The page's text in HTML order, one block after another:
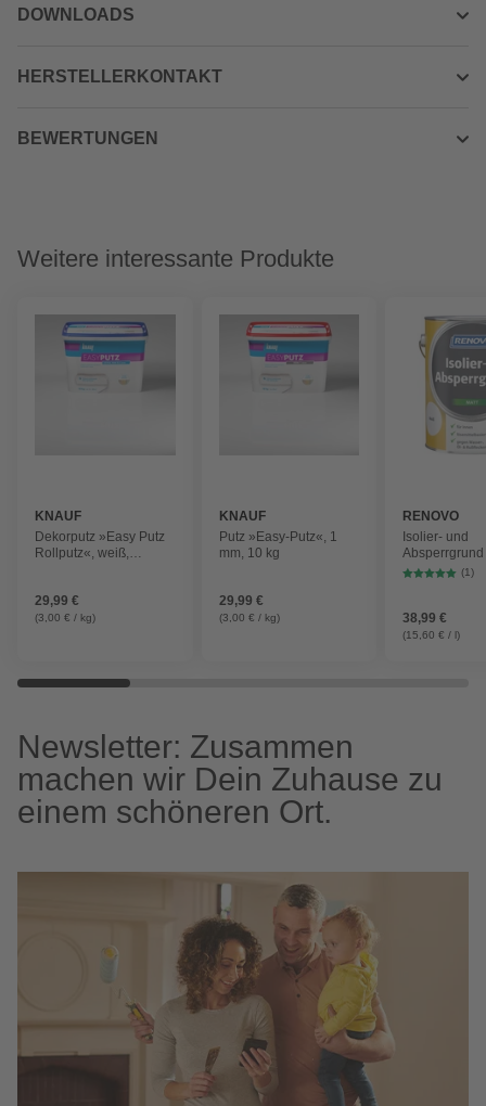
DOWNLOADS
HERSTELLERKONTAKT
BEWERTUNGEN
Weitere interessante Produkte
KNAUF
Dekorputz »Easy Putz
Rollputz«, weiß,
29,99 €
(3,00 € / kg)
KNAUF
Putz »Easy-Putz«, 1
mm, 10 kg
29,99 €
(3,00 € / kg)
RENOVO
Isolier- und
Absperrgrund
(1)
38,99 €
(15,60 € / l)
Newsletter: Zusammen
machen wir Dein Zuhause zu
einem schöneren Ort.